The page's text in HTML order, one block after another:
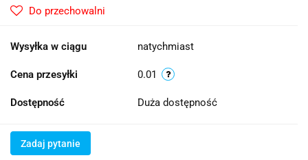
Do przechowalni
Wysyłka w ciągu natychmiast
Cena przesyłki 0.01
Dostępność Duża dostępność
Zadaj pytanie